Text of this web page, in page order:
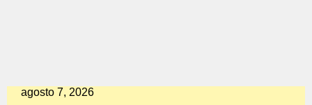
agosto 7, 2026